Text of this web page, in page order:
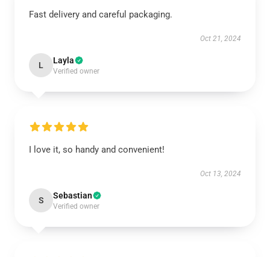
Fast delivery and careful packaging.
Oct 21, 2024
L Layla
Verified owner
I love it, so handy and convenient!
Oct 13, 2024
S Sebastian
Verified owner